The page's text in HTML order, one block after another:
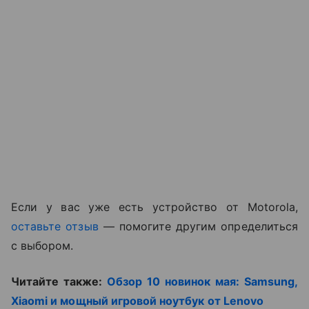
Если у вас уже есть устройство от Motorola,
оставьте отзыв — помогите другим определиться
с выбором.
Читайте также: Обзор 10 новинок мая: Samsung,
Xiaomi и мощный игровой ноутбук от Lenovo